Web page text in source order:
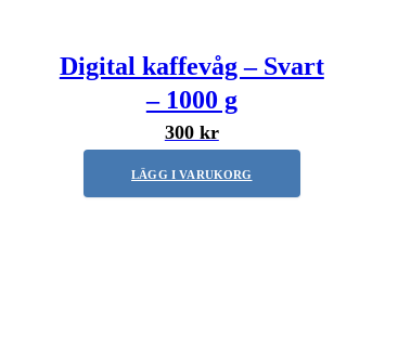
Digital kaffevåg – Svart
– 1000 g
300 kr
LÄGG I VARUKORG